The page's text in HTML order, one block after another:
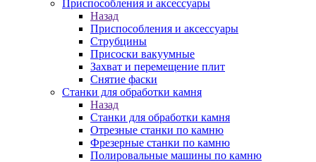
Приспособления и аксессуары
Назад
Приспособления и аксессуары
Струбцины
Присоски вакуумные
Захват и перемещение плит
Снятие фаски
Станки для обработки камня
Назад
Станки для обработки камня
Отрезные станки по камню
Фрезерные станки по камню
Полировальные машины по камню